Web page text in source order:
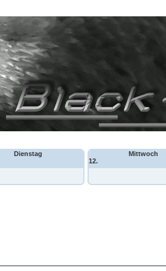
Dienstag
Mittwoch
12.